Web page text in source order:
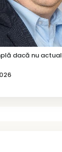
dacă nu